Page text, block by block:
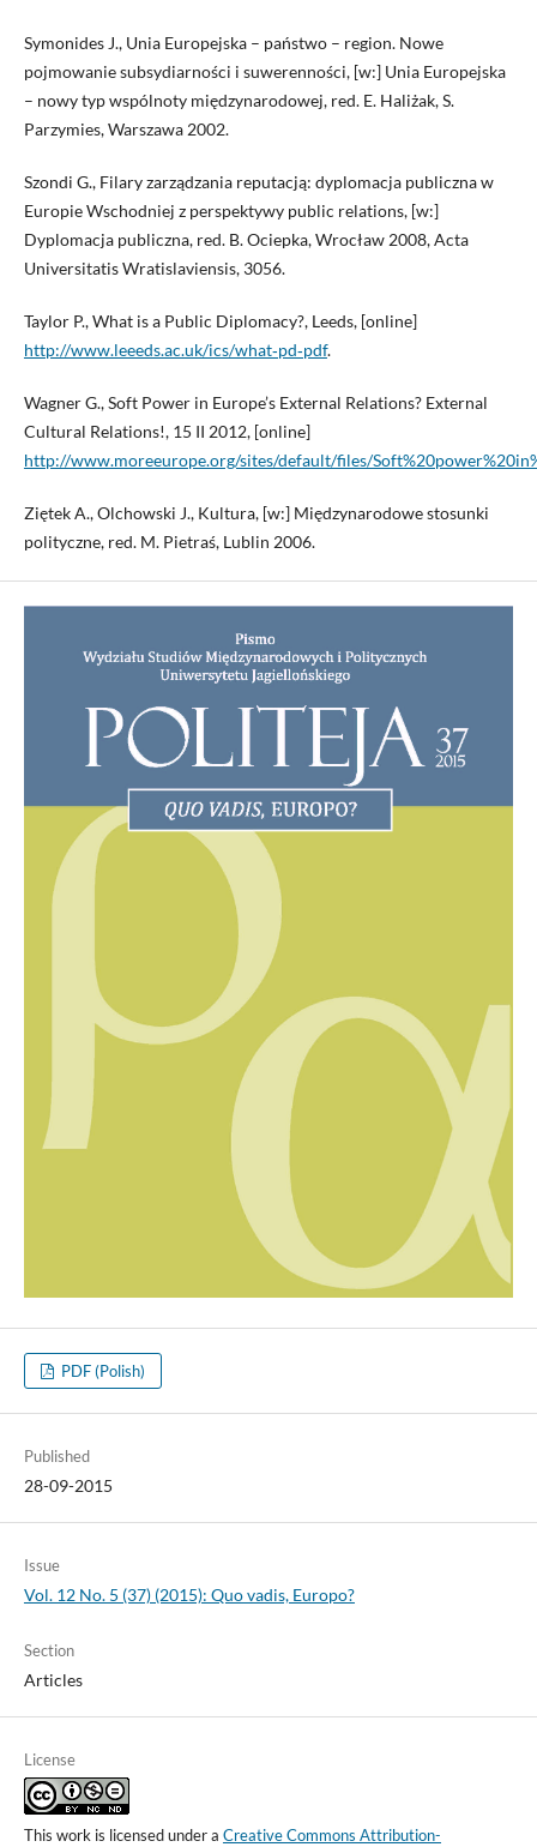
Symonides J., Unia Europejska – państwo – region. Nowe
pojmowanie subsydiarności i suwerenności, [w:] Unia Europejska
– nowy typ wspólnoty międzynarodowej, red. E. Haliżak, S.
Parzymies, Warszawa 2002.
Szondi G., Filary zarządzania reputacją: dyplomacja publiczna w
Europie Wschodniej z perspektywy public relations, [w:]
Dyplomacja publiczna, red. B. Ociepka, Wrocław 2008, Acta
Universitatis Wratislaviensis, 3056.
Taylor P., What is a Public Diplomacy?, Leeds, [online]
http://www.leeeds.ac.uk/ics/what‑pd‑pdf.
Wagner G., Soft Power in Europe’s External Relations? External
Cultural Relations!, 15 II 2012, [online]
http://www.moreeurope.org/sites/default/files/
Ziętek A., Olchowski J., Kultura, [w:] Międzynarodowe stosunki
polityczne, red. M. Pietraś, Lublin 2006.
PDF (Polish)
Published
28-09-2015
Issue
Vol. 12 No. 5 (37) (2015): Quo vadis, Europo?
Section
Articles
License
This work is licensed under a Creative Commons Attribution-